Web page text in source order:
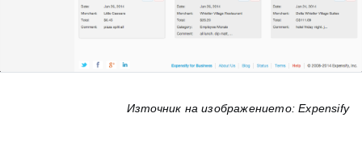
Източник на изображението: Expensify